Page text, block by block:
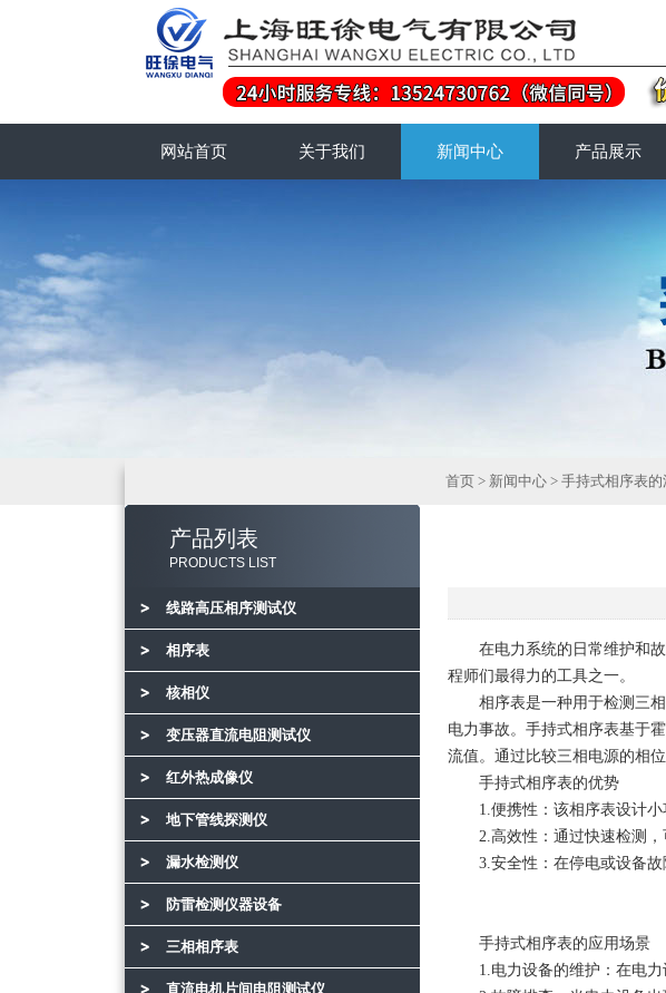
网站首页 关于我们 新闻中心 产品展示
产品列表
PRODUCTS LIST
线路高压相序测试仪
相序表
核相仪
变压器直流电阻测试仪
红外热成像仪
地下管线探测仪
漏水检测仪
防雷检测仪器设备
三相相序表
直流电机片间电阻测试仪
首页 > 新闻中心 > 手持式相序表
在电力系统的日常维护和故
程师们最得力的工具之一。
相序表是一种用于检测三相
电力事故。手持式相序表基于
流值。通过比较三相电源的相
手持式相序表的优势
1.便携性：该相序表设计小
2.高效性：通过快速检测，
3.安全性：在停电或设备故
手持式相序表的应用场景
1.电力设备的维护：在电力